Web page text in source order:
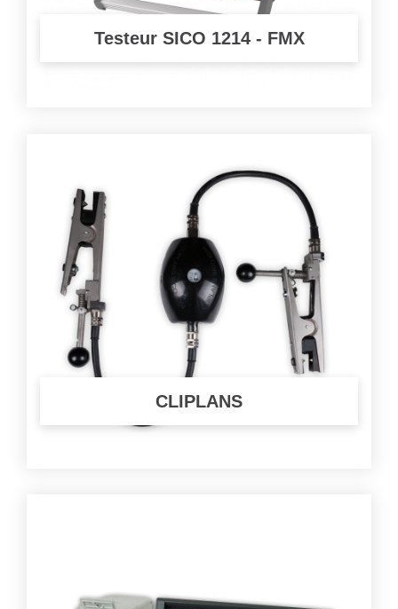
Testeur SICO 1214 - FMX
CLIPLANS